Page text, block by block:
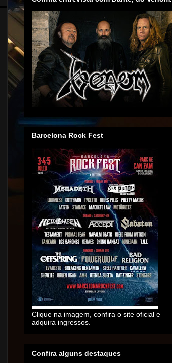
Barcelona Rock Fest
Clique na imagem, confira o site oficial e
adquira ingressos.
Confira alguns destaques